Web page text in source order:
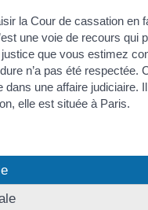
la Cour de cassation en
une voie de recours qui
que vous estimez
n’a pas été respectée.
une affaire judiciaire. Il
elle est située à Paris.